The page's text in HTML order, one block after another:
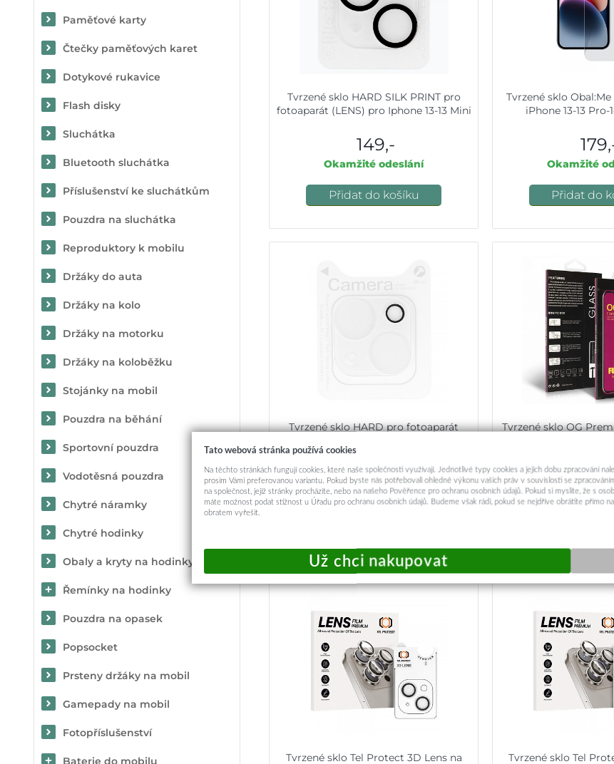
Paměťové karty
Čtečky paměťových karet
Dotykové rukavice
Flash disky
Sluchátka
Bluetooth sluchátka
Příslušenství ke sluchátkům
Pouzdra na sluchátka
Reproduktory k mobilu
Držáky do auta
Držáky na kolo
Držáky na motorku
Držáky na koloběžku
Stojánky na mobil
Pouzdra na běhání
Sportovní pouzdra
Vodotěsná pouzdra
Chytré náramky
Chytré hodinky
Obaly a kryty na hodinky
Řemínky na hodinky
Pouzdra na opasek
Popsocket
Prsteny držáky na mobil
Gamepady na mobil
Fotopříslušenství
Baterie do mobilu
Tvrzené sklo HARD SILK PRINT pro
fotoaparát (LENS) pro Iphone 13-13 Mini
149,-
Okamžité odeslání
Přidat do košíku
Tvrzené sklo
iPhone 13-13 Pro-
Okamžité
Přidat do
Tvrzené sklo HARD pro fotoaparát
189,-
Skladem u dodavatele
Tvrzené sklo OG
Skladem u
Tvrzené sklo Tel Protect 3D Lens na
Tvrzené sklo Tel
Tato webová stránka používá cookies
Na těchto stránkách fungují cookies, které naše společnosti využívají. Jednotlivé typy cookies a jejich dobu zpracování
prosím Vámi preferovanou variantu. Pokud byste nás potřebovali ohledně výkonu vašich práv v souvislosti se
na společnost, jejíž stránky procházíte, nebo na našeho Pověřence pro ochranu osobních údajů. Pokud si myslíte, že s
máte možnost podat stížnost u Úřadu pro ochranu osobních údajů. Budeme však rádi, pokud se nejdříve obrátíte přímo
obratem vyřešit.